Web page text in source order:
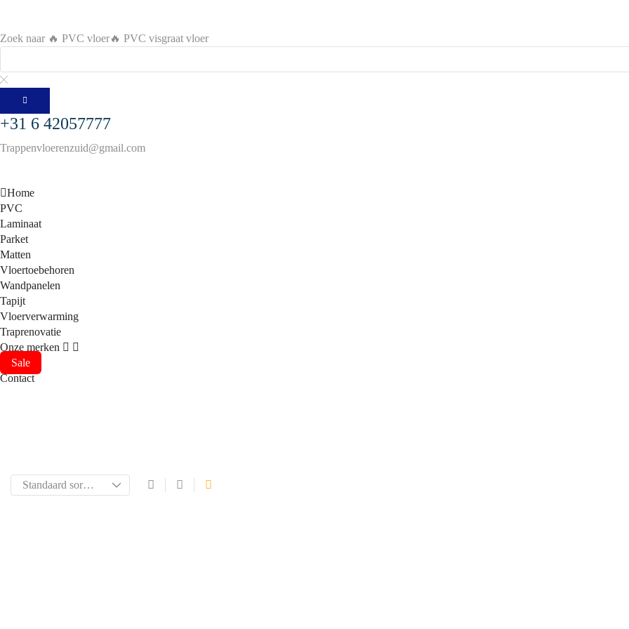
Zoek naar 🔥 PVC vloer🔥 PVC visgraat vloer
+31 6 42057777
Trappenvloerenzuid@gmail.com
Home
PVC
Laminaat
Parket
Matten
Vloertoebehoren
Wandpanelen
Tapijt
Vloerverwarming
Traprenovatie
Onze merken
Sale
Contact